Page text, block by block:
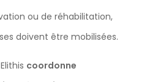
ou de réhabilitation,
doivent être mobilisées.
coordonne